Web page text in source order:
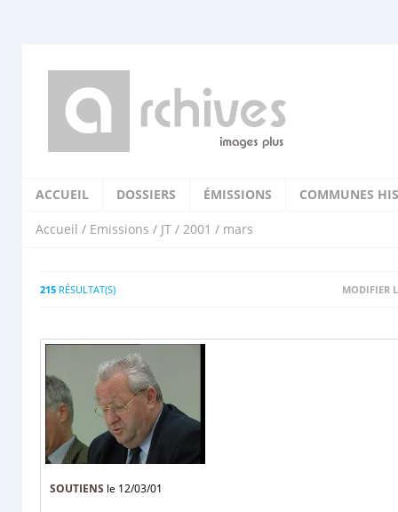
ACCUEIL DOSSIERS ÉMISSIONS COMMUNES
Accueil / Emissions / JT / 2001 / mars
215 RÉSULTAT(S) MODIFIER
SOUTIENS le 12/03/01